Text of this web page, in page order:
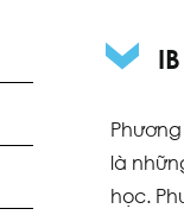
là
học.